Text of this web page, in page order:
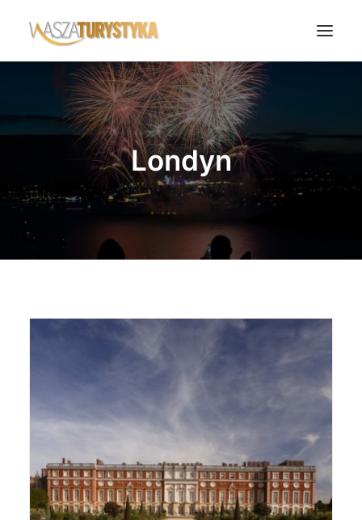
Księga wspomnień
Biura podróży
Noclegi
Polska
Świat
Wasze Podróże
Londyn